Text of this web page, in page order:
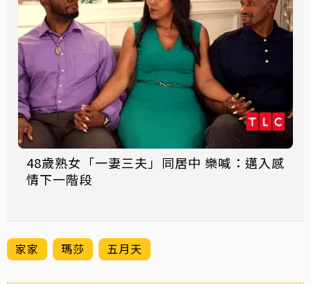
48歲熟女「一妻三夫」同居中 樂喊：邁入感
情下一階段
家家 瑪莎 五月天